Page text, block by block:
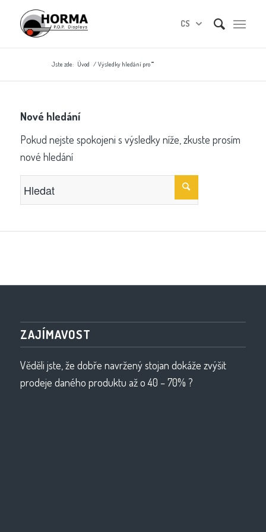
CS
Jste zde: Úvod / Výsledky hledání pro ""
Nové hledání
Pokud nejste spokojeni s výsledky níže, zkuste prosím
nové hledání
ZAJÍMAVOST
Věděli jste, že dobře navržený stojan dokáže zvýšit
prodeje daného produktu až o 40 – 70% ?